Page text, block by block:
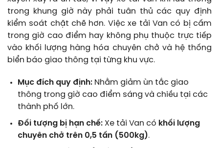
trong khung giờ này phải tuân thủ các quy định
kiểm soát chặt chẽ hơn. Việc xe tải Van có bị cấm
trong giờ cao điểm hay không phụ thuộc trực tiếp
vào khối lượng hàng hóa chuyên chở và hệ thống
biển báo giao thông tại từng khu vực.
Mục đích quy định:Nhằm giảm ùn tắc giao
thông trong giờ cao điểm sáng và chiều tại các
thành phố lớn.
Đối tượng bị hạn chế:Xe tải Van có khối lượng
chuyên chở trên 0,5 tấn (500kg).